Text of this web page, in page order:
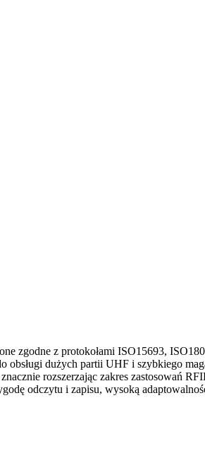
zgodne z protokołami ISO15693,
dużych partii UHF i szybkiego
rozszerzając zakres zastosowań
odczytu i zapisu, wysoką